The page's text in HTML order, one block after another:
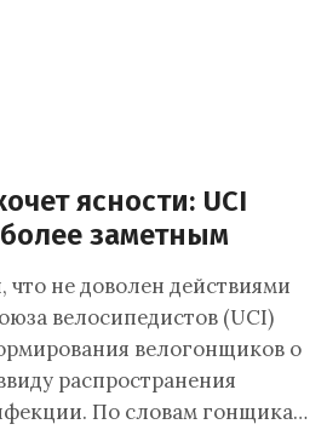
ясности: UCI
заметным
что не доволен действиями
велосипедистов (UCI)
велогонщиков о
распространения
По словам гонщика…